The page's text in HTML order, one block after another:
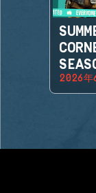
2026年